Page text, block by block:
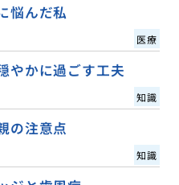
悩んだ私
医療
やかに過ごす工夫
知識
の注意点
知識